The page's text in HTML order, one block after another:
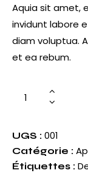
Aquia sit amet,
invidunt labore
diam voluptua.
et ea rebum.
UGS : 001
Catégorie :
Étiquettes :